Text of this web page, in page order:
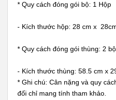
* Quy cách đóng gói bộ: 1 Hộp
- Kích thước hộp: 28 cm x
* Quy cách đóng gói thùng: 2
- Kích thước thùng: 58.5 cm x
* Ghi chú: Cân nặng và quy
đối chỉ mang tính tham khảo.